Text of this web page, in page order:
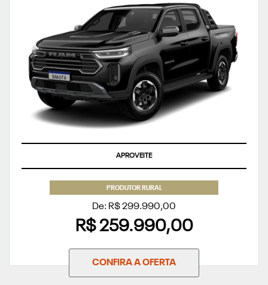
APROVEITE
PRODUTOR RURAL
De: R$ 299.990,00
R$ 259.990,00
CONFIRA A OFERTA